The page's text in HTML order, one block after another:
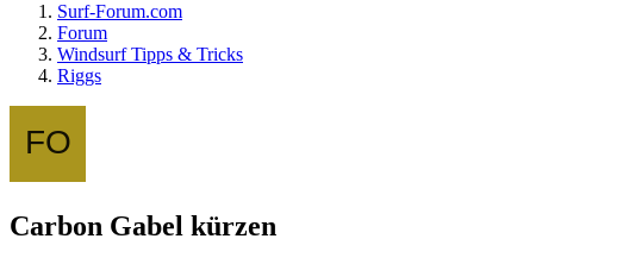
Surf-Forum.com
Forum
Windsurf Tipps & Tricks
Riggs
Carbon Gabel kürzen